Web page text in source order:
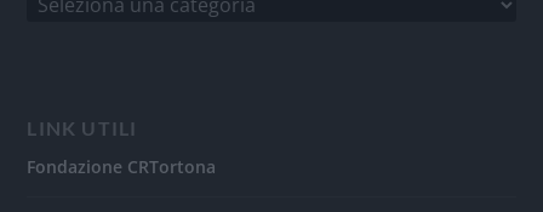
LINK UTILI
Fondazione CRTortona